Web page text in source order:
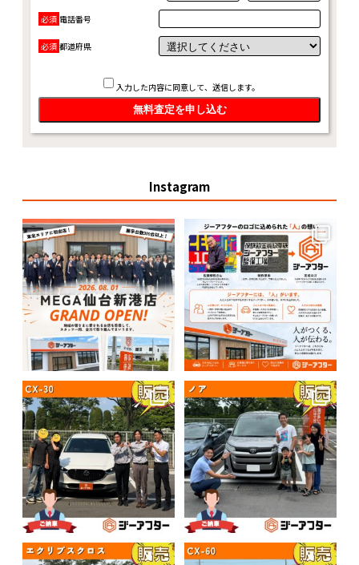
必須 電話番号
必須 都道府県
入力した内容に同意して、送信します。
Instagram
MEGA仙台新港店 GRAND
OPEN！
...
7 0
【新ロゴ導入のお知らせ】
このたび、株式会社ジーアフター
のロゴが新しくなりました。...
9 0
7月19日ご納車NEWS
*:.＊.:*:｡∞｡:*:.＊.:*:｡∞｡:*:.＊.:*...
3 0
7月18日ご納車NEWS
*:.＊.:*:｡∞｡:*:.＊.:*:｡∞｡:*:.＊.:*...
0